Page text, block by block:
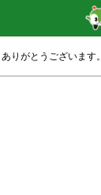
りがとうございます。